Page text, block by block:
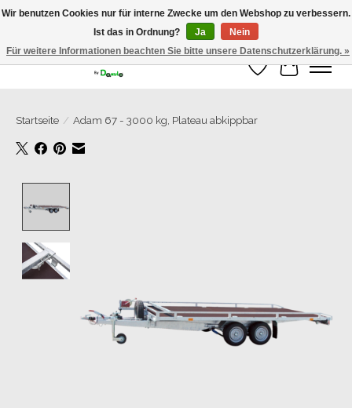
Grosse Auswahl an Anhänger direkt vom Hersteller!
Wunschzettel
Ihr
Startseite / Adam 67 - 3000 kg, Plateau abkippbar
Wir benutzen Cookies nur für interne Zwecke um den Webshop zu verbessern.
Ist das in Ordnung?
Ja
Nein
Für weitere Informationen beachten Sie bitte unsere Datenschutzerklärung. »